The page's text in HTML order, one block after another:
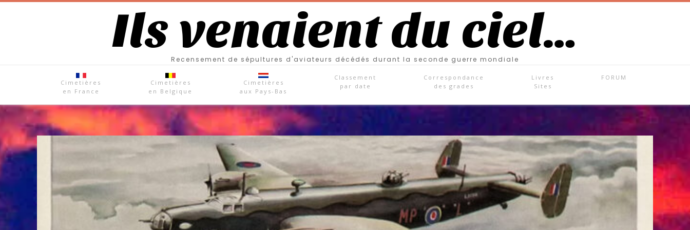
Ils venaient du ciel…
Recensement de sépultures d'aviateurs décédés durant la seconde guerre mondiale
Cimetières
en France
Cimetières
en Belgique
Cimetières
aux Pays-Bas
Classement
par date
Correspondance
des grades
Livres
Sites
FORUM